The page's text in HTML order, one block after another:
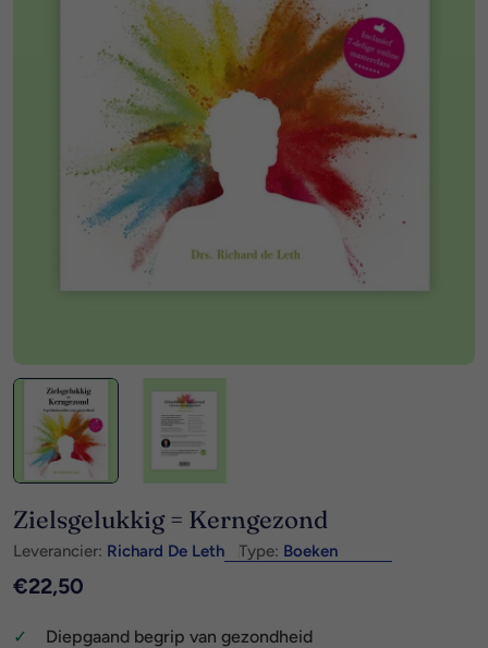
Media 0 openen in modal
Zielsgelukkig = Kerngezond
Leverancier: Richard De Leth Type: Boeken
Normale
€22,50
Diepgaand begrip van gezondheid